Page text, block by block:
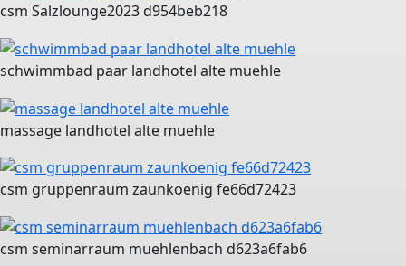
csm Salzlounge2023 d954beb218
schwimmbad paar landhotel alte muehle
massage landhotel alte muehle
csm gruppenraum zaunkoenig fe66d72423
csm seminarraum muehlenbach d623a6fab6